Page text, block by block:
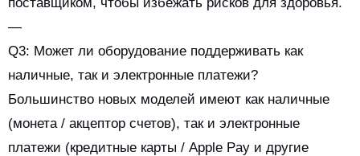
—
Q3: Может ли оборудование поддерживать как
наличные, так и электронные платежи?
Большинство новых моделей имеют как наличные
(монета / акцептор счетов), так и электронные
платежи (кредитные карты / Apple Pay и другие